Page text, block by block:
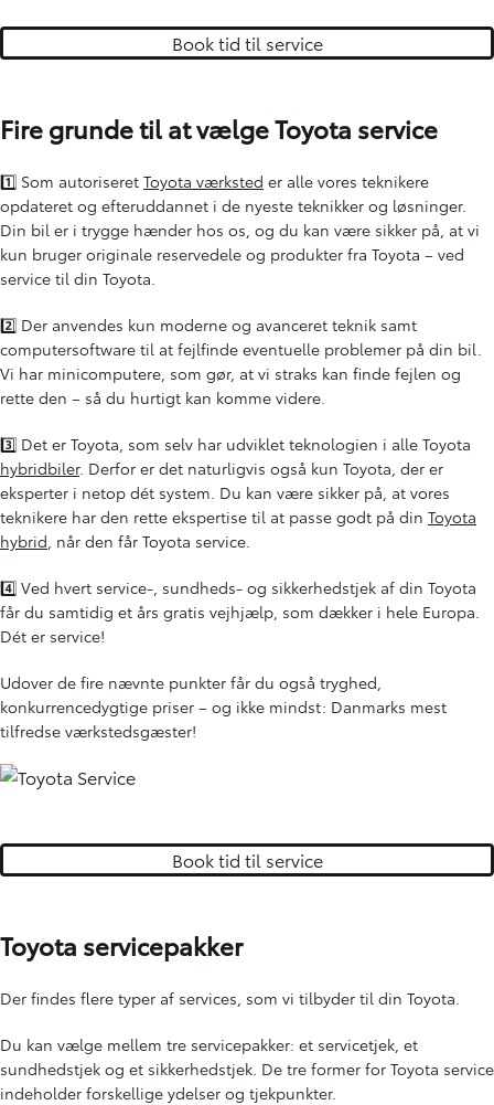
Book tid til service
Fire grunde til at vælge Toyota service
1️⃣ Som autoriseret Toyota værksted er alle vores teknikere
opdateret og efteruddannet i de nyeste teknikker og løsninger.
Din bil er i trygge hænder hos os, og du kan være sikker på, at vi
kun bruger originale reservedele og produkter fra Toyota – ved
service til din Toyota.
2️⃣ Der anvendes kun moderne og avanceret teknik samt
computersoftware til at fejlfinde eventuelle problemer på din bil.
Vi har minicomputere, som gør, at vi straks kan finde fejlen og
rette den – så du hurtigt kan komme videre.
3️⃣ Det er Toyota, som selv har udviklet teknologien i alle Toyota
hybridbiler. Derfor er det naturligvis også kun Toyota, der er
eksperter i netop dét system. Du kan være sikker på, at vores
teknikere har den rette ekspertise til at passe godt på din Toyota
hybrid , når den får Toyota service.
4️⃣ Ved hvert service-, sundheds- og sikkerhedstjek af din Toyota
får du samtidig et års gratis vejhjælp, som dækker i hele Europa.
Dét er service!
Udover de fire nævnte punkter får du også tryghed,
konkurrencedygtige priser – og ikke mindst: Danmarks mest
tilfredse værkstedsgæster!
Book tid til service
Toyota servicepakker
Der findes flere typer af services, som vi tilbyder til din Toyota.
Du kan vælge mellem tre servicepakker: et servicetjek, et
sundhedstjek og et sikkerhedstjek. De tre former for Toyota service
indeholder forskellige ydelser og tjekpunkter.